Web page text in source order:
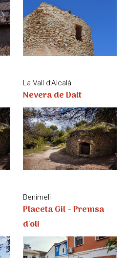
Benimeli
Placeta Gil - Premsa
d'oli
Sagra
Plaça de les Fonts